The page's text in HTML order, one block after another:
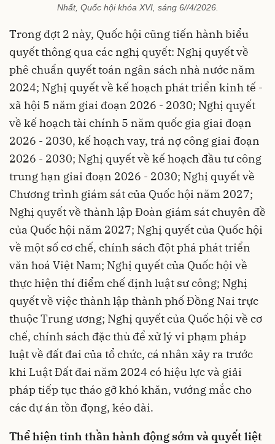
Nhất, Quốc hội khóa XVI, sáng 6//4/2026.
Trong đợt 2 này, Quốc hội cũng tiến hành biểu
quyết thông qua các nghị quyết: Nghị quyết về
phê chuẩn quyết toán ngân sách nhà nước năm
2024; Nghị quyết về kế hoạch phát triển kinh tế -
xã hội 5 năm giai đoạn 2026 - 2030; Nghị quyết
về kế hoạch tài chính 5 năm quốc gia giai đoạn
2026 - 2030, kế hoạch vay, trả nợ công giai đoạn
2026 - 2030; Nghị quyết về kế hoạch đầu tư công
trung hạn giai đoạn 2026 - 2030; Nghị quyết về
Chương trình giám sát của Quốc hội năm 2027;
Nghị quyết về thành lập Đoàn giám sát chuyên đề
của Quốc hội năm 2027; Nghị quyết của Quốc hội
về một số cơ chế, chính sách đột phá phát triển
văn hoá Việt Nam; Nghị quyết của Quốc hội về
thực hiện thí điểm chế định luật sư công; Nghị
quyết về việc thành lập thành phố Đồng Nai trực
thuộc Trung ương; Nghị quyết của Quốc hội về cơ
chế, chính sách đặc thù để xử lý vi phạm pháp
luật về đất đai của tổ chức, cá nhân xảy ra trước
khi Luật Đất đai năm 2024 có hiệu lực và giải
pháp tiếp tục tháo gỡ khó khăn, vướng mắc cho
các dự án tồn đọng, kéo dài.
Thể hiện tinh thần hành động sớm và quyết liệt